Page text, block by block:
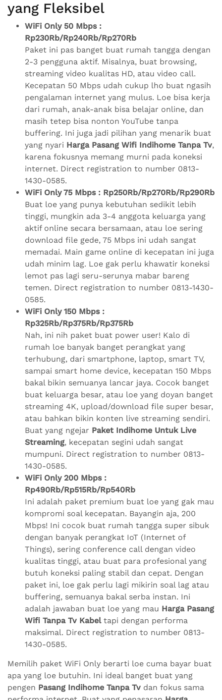
yang Fleksibel
WiFi Only 50 Mbps :
Rp230Rb/Rp240Rb/Rp270Rb
Paket ini pas banget buat rumah tangga dengan
2-3 pengguna aktif. Misalnya, buat browsing,
streaming video kualitas HD, atau video call.
Kecepatan 50 Mbps udah cukup lho buat ngasih
pengalaman internet yang mulus. Loe bisa kerja
dari rumah, anak-anak bisa belajar online, dan
masih tetep bisa nonton YouTube tanpa
buffering. Ini juga jadi pilihan yang menarik buat
yang nyari Harga Pasang Wifi Indihome Tanpa Tv,
karena fokusnya memang murni pada koneksi
internet. Direct registration to number 0813-
1430-0585.
WiFi Only 75 Mbps : Rp250Rb/Rp270Rb/Rp290Rb
Buat loe yang punya kebutuhan sedikit lebih
tinggi, mungkin ada 3-4 anggota keluarga yang
aktif online secara bersamaan, atau loe sering
download file gede, 75 Mbps ini udah sangat
memadai. Main game online di kecepatan ini juga
udah minim lag. Loe gak perlu khawatir koneksi
lemot pas lagi seru-serunya mabar bareng
temen. Direct registration to number 0813-1430-
0585.
WiFi Only 150 Mbps :
Rp325Rb/Rp375Rb/Rp375Rb
Nah, ini nih paket buat power user! Kalo di
rumah loe banyak banget perangkat yang
terhubung, dari smartphone, laptop, smart TV,
sampai smart home device, kecepatan 150 Mbps
bakal bikin semuanya lancar jaya. Cocok banget
buat keluarga besar, atau loe yang doyan banget
streaming 4K, upload/download file super besar,
atau bahkan bikin konten live streaming sendiri.
Buat yang ngejar Paket Indihome Untuk Live
Streaming, kecepatan segini udah sangat
mumpuni. Direct registration to number 0813-
1430-0585.
WiFi Only 200 Mbps :
Rp490Rb/Rp515Rb/Rp540Rb
Ini adalah paket premium buat loe yang gak mau
kompromi soal kecepatan. Bayangin aja, 200
Mbps! Ini cocok buat rumah tangga super sibuk
dengan banyak perangkat IoT (Internet of
Things), sering conference call dengan video
kualitas tinggi, atau buat para profesional yang
butuh koneksi paling stabil dan cepat. Dengan
paket ini, loe gak perlu lagi mikirin soal lag atau
buffering, semuanya bakal serba instan. Ini
adalah jawaban buat loe yang mau Harga Pasang
Wifi Tanpa Tv Kabeltapi dengan performa
maksimal. Direct registration to number 0813-
1430-0585.
Memilih paket WiFi Only berarti loe cuma bayar buat
apa yang loe butuhin. Ini ideal banget buat yang
pengen Pasang Indihome Tanpa Tv dan fokus sama